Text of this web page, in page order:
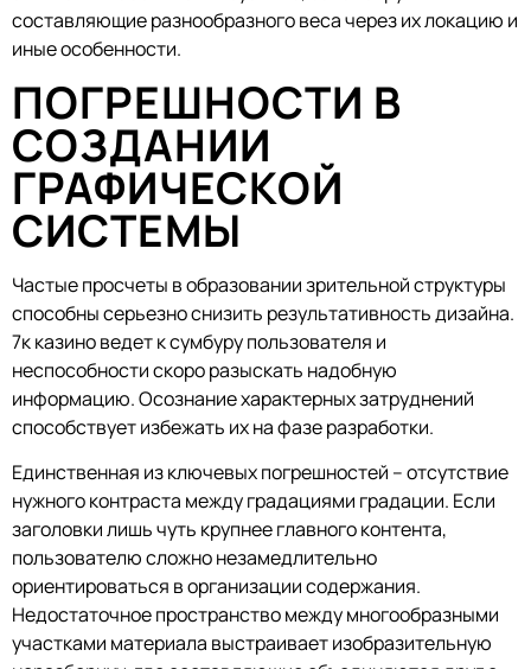
составляющие разнообразного веса через их локацию и
иные особенности.
ПОГРЕШНОСТИ В
СОЗДАНИИ
ГРАФИЧЕСКОЙ
СИСТЕМЫ
Частые просчеты в образовании зрительной структуры
способны серьезно снизить результативность дизайна.
7к казино ведет к сумбуру пользователя и
неспособности скоро разыскать надобную
информацию. Осознание характерных затруднений
способствует избежать их на фазе разработки.
Единственная из ключевых погрешностей – отсутствие
нужного контраста между градациями градации. Если
заголовки лишь чуть крупнее главного контента,
пользователю сложно незамедлительно
ориентироваться в организации содержания.
Недостаточное пространство между многообразными
участками материала выстраивает изобразительную